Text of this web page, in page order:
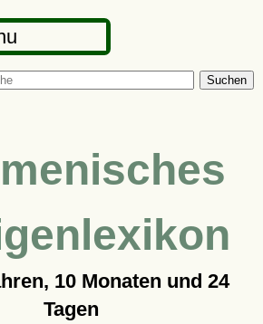
Suchen
10 Monaten und 24
Tagen